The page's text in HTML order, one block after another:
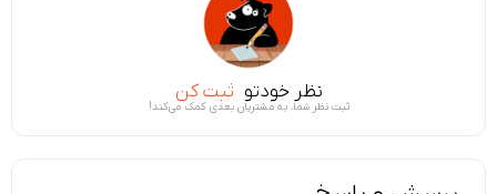
نظر خودتو ثبت کن
ثبت نظر شما، به مشتریان بعدی کمک می‌کند!